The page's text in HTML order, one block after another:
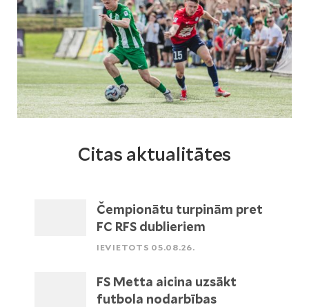
Citas aktualitātes
Čempionātu turpinām pret
FC RFS dublieriem
IEVIETOTS 05.08.26.
FS Metta aicina uzsākt
futbola nodarbības